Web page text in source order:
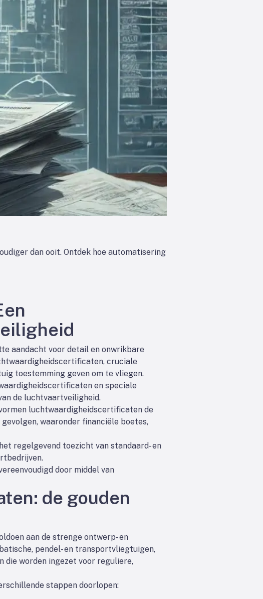
dan ooit. Ontdek hoe automatisering
aandacht voor detail en onwrikbare
cruciale
toestemming geven om te vliegen.
en speciale
de luchtvaartveiligheid.
luchtwaardigheidscertificaten de
waaronder financiële boetes,
regelgevend toezicht van standaard- en
door middel van
de gouden
aan de strenge ontwerp- en
pendel- en transportvliegtuigen,
die worden ingezet voor reguliere,
stappen doorlopen: